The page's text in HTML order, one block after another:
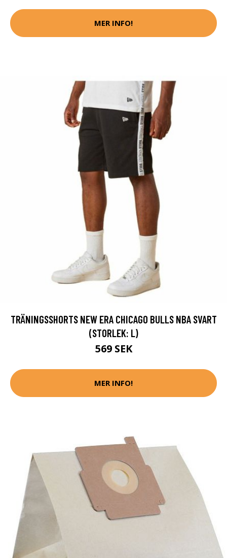
MER INFO!
TRÄNINGSSHORTS NEW ERA CHICAGO BULLS NBA SVART
(STORLEK: L)
569 SEK
MER INFO!